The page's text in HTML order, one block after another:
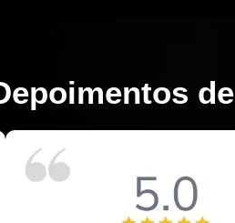
de